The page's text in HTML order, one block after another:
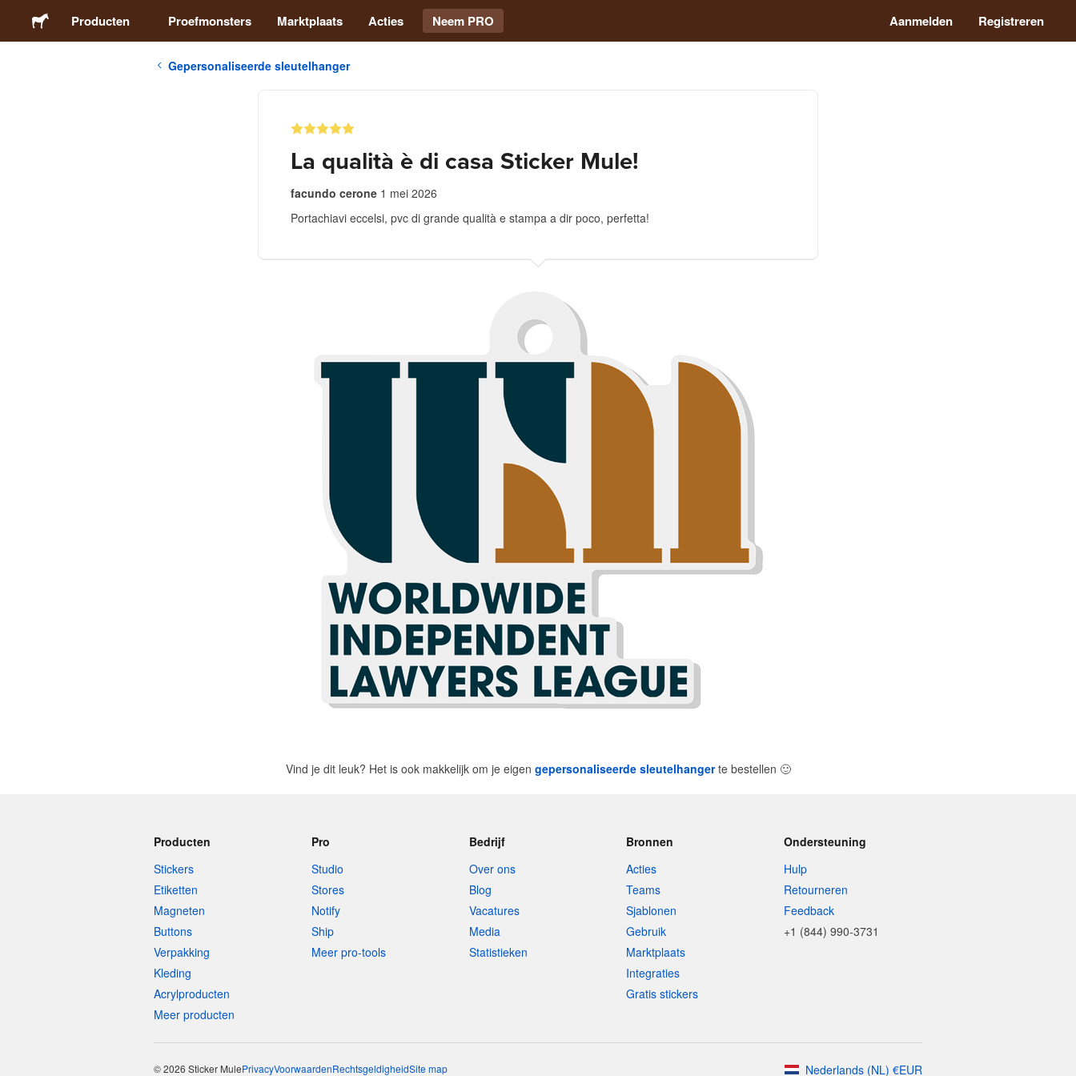
Producten Proefmonsters Marktplaats Acties Neem PRO Aanmelden Registreren
Gepersonaliseerde sleutelhanger
La qualità è di casa Sticker Mule!
facundo cerone 1 mei 2026
Portachiavi eccelsi, pvc di grande qualità e stampa a dir poco, perfetta!
Vind je dit leuk? Het is ook makkelijk om je eigen gepersonaliseerde sleutelhangerte bestellen 🙂
Producten
Stickers
Etiketten
Magneten
Buttons
Verpakking
Kleding
Acrylproducten
Meer producten
Pro
Studio
Stores
Notify
Ship
Meer pro-tools
Bedrijf
Over ons
Blog
Vacatures
Media
Statistieken
Bronnen
Acties
Teams
Sjablonen
Gebruik
Marktplaats
Integraties
Gratis stickers
Ondersteuning
Hulp
Retourneren
Feedback
+1 (844) 990-3731
© 2026 Sticker MulePrivacyVoorwaardenRechtsgeldigheidSite map Nederlands (NL) €EUR